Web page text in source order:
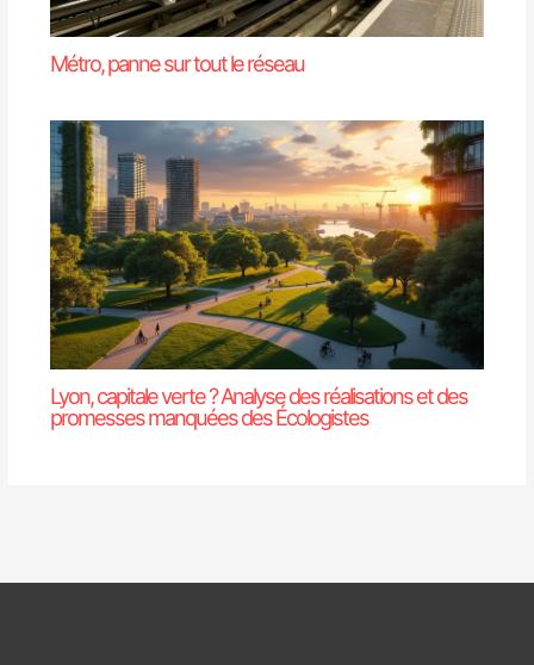
Métro, panne sur tout le réseau
Lyon, capitale verte ? Analyse des réalisations et des
promesses manquées des Écologistes